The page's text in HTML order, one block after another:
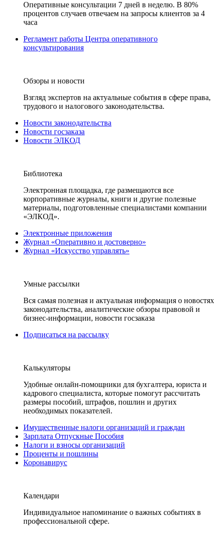
Оперативные консультации 7 дней в неделю. В 80%
процентов случаев отвечаем на запросы клиентов за 4
часа
Регламент работы Центра оперативного
консультирования
Обзоры и новости
Взгляд экспертов на актуальные события в сфере права,
трудового и налогового законодательства.
Новости законодательства
Новости госзаказа
Новости ЭЛКОД
Библиотека
Электронная площадка, где размещаются все
корпоративные журналы, книги и другие полезные
материалы, подготовленные специалистами компании
«ЭЛКОД».
Электронные приложения
Журнал «Оперативно и достоверно»
Журнал «Искусство управлять»
Умные рассылки
Вся самая полезная и актуальная информация о новостях
законодательства, аналитические обзоры правовой и
бизнес-информации, новости госзаказа
Подписаться на рассылку
Калькуляторы
Удобные онлайн-помощники для бухгалтера, юриста и
кадрового специалиста, которые помогут рассчитать
размеры пособий, штрафов, пошлин и других
необходимых показателей.
Имущественные налоги организаций и граждан
Зарплата Отпускные Пособия
Налоги и взносы организаций
Проценты и пошлины
Коронавирус
Календари
Индивидуальное напоминание о важных событиях в
профессиональной сфере.